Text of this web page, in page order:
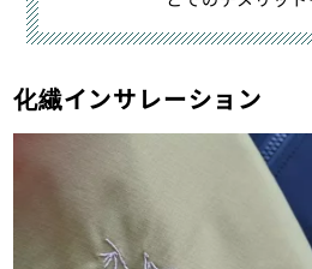
登山の防寒着に
ャケット-メーカ
較検証｜登山・
ガジン「山旅旅
ト・パンツ」（
ア）カテゴリの
化繊インサレーション